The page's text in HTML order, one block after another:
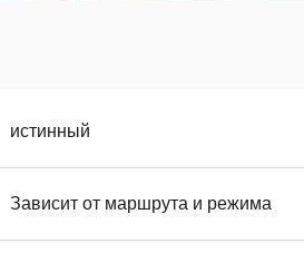
истинный
Зависит от маршрута и режима